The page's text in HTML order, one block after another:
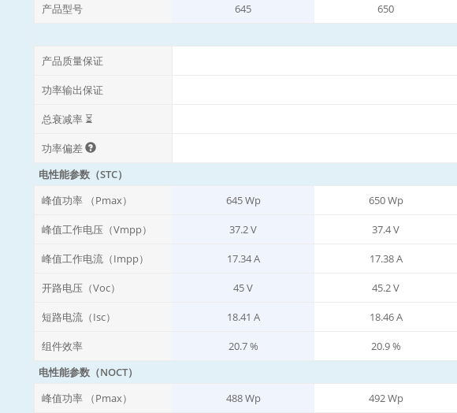
产品型号 645 650
产品质量保证
功率输出保证
总衰减率 ⏳
功率偏差
电性能参数（STC）
峰值功率 （Pmax）
645 Wp 650 Wp
峰值工作电压（Vmpp） 37.2 V 37.4 V
峰值工作电流（Impp） 17.34 A 17.38 A
开路电压（Voc） 45 V 45.2 V
短路电流（Isc） 18.41 A 18.46 A
组件效率 20.7 % 20.9 %
电性能参数（NOCT）
峰值功率 （Pmax）
488 Wp 492 Wp